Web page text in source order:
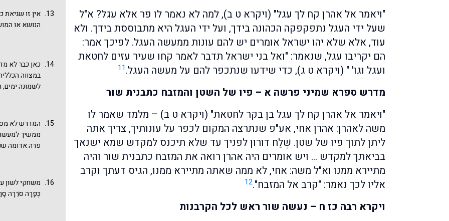
"ויאמר אל אהרן קח לך עגל" (ויקרא ט ב), למה לא נאמר לו פר אלא עגל? א"ל
שעל ידי העגל נתפקפקה הכהונה בידך, ועל ידי העגל היא מתבוססת בידך. ולא
עוד, אלא שלא יהו ישראל אומרים יש להם עונות ממעשה העגל. לפיכך אמר:
הם יקריבו עגל, שנאמר: "ואל בני ישראל תדבר לאמר קחו שעיר עזים לחטאת
ועגל וגו' " (ויקרא ט ג), כדי שידעו שנתכפר להם על מעשה העגל.11
מדרש ספרא שמיני פרשה א – פיו של השטן והמזבח כתבנית שור
"ויאמר אל אהרן קח לך עגל בן בקר לחטאת" (ויקרא ט ב) – מלמד שאמר לו
משה לאהרן: אהרן אחי, אע"פ שנתרצה המקום לכפר על עונותיך, צריך אתה
ליתן לתוך פיו של שטן. שְׁלַח דורון לפניך עד שלא תיכנס למקדש שמא ישנאך
בביאתך למקדש … ויש אומרים היה אהרן רואה את המזבח כתבנית שור והיה
מתיירא ממנו וא"ל משה: אחי, לא ממה שאתה מתיירא ממנו, הגיס דעתך וקרב
אליו לכך נאמר: "קרב אל המזבח".12
ויקרא רבה כז ח – נעשה שור ראש לכל הקרבנות
לכהונה.
המזבח,
המשכן וייעשו
אין זו
הנושא או
כאן כבר לא
במצווה
לשמונה
ח שכך אכן
לְבֵית יִשְׂרָאֵל
מזכיר את
שלא
עגל". אבל
השור
המדרש לא
ממשיך
פרה אדומה
יש לה טעם
שמצוות פרה
סניגור. או
משחקי לשון
כְּפָרָה סֹרֵרָה